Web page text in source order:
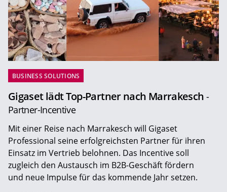
BUSINESS SOLUTIONS
Gigaset lädt Top-Partner nach Marrakesch -
Partner-Incentive
Mit einer Reise nach Marrakesch will Gigaset
Professional seine erfolgreichsten Partner für ihren
Einsatz im Vertrieb belohnen. Das Incentive soll
zugleich den Austausch im B2B-Geschäft fördern
und neue Impulse für das kommende Jahr setzen.